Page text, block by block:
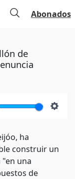
Abonados
de
ha
construir un
"en una
de